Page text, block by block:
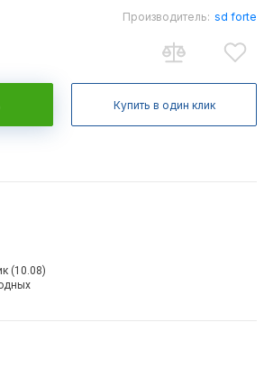
Производитель: sd forte
Купить в один клик
(10.08)